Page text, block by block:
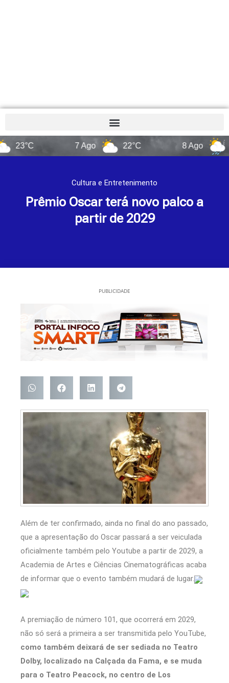
22°C 14°C
Cultura e Entretenimento
Prêmio Oscar terá novo palco a
partir de 2029
PUBLICIDADE
Além de ter confirmado, ainda no final do ano passado,
que a apresentação do Oscar passará a ser veiculada
oficialmente também pelo Youtube a partir de 2029, a
Academia de Artes e Ciências Cinematográficas acaba
de informar que o evento também mudará de lugar.
A premiação de número 101, que ocorrerá em 2029,
não só será a primeira a ser transmitida pelo YouTube,
como também deixará de ser sediada no Teatro
Dolby, localizado na Calçada da Fama, e se muda
para o Teatro Peacock, no centro de Los